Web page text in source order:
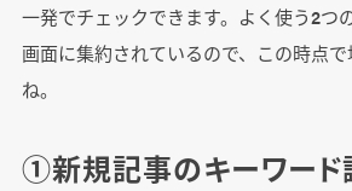
一発でチェックできます。よく使う2つ
画面に集約されているので、この時点
ね。
①新規記事のキーワード